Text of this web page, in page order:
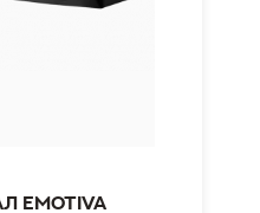
Emotiva